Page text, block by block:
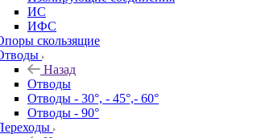
ИС
ИФС
скользящие
Назад
Отводы
Отводы - 30°, - 45°,- 60°
Отводы - 90°